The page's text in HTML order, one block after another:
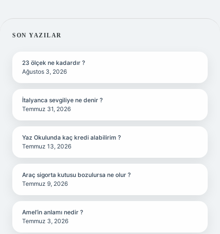
SIDEBAR
SON YAZILAR
23 ölçek ne kadardır ?
Ağustos 3, 2026
İtalyanca sevgiliye ne denir ?
Temmuz 31, 2026
Yaz Okulunda kaç kredi alabilirim ?
Temmuz 13, 2026
Araç sigorta kutusu bozulursa ne olur ?
Temmuz 9, 2026
Amel’in anlamı nedir ?
Temmuz 3, 2026